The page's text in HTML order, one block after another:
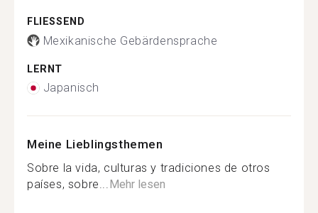
FLIESSEND
Mexikanische Gebärdensprache
LERNT
Japanisch
Meine Lieblingsthemen
Sobre la vida, culturas y tradiciones de otros
países, sobre...Mehr lesen